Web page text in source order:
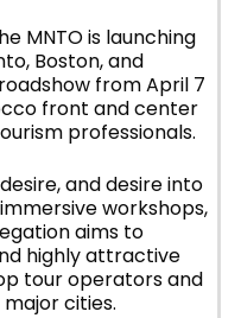
MNTO is launching
Boston, and
from April 7
front and center
professionals.
and desire into
workshops,
aims to
highly attractive
tour operators and
cities.